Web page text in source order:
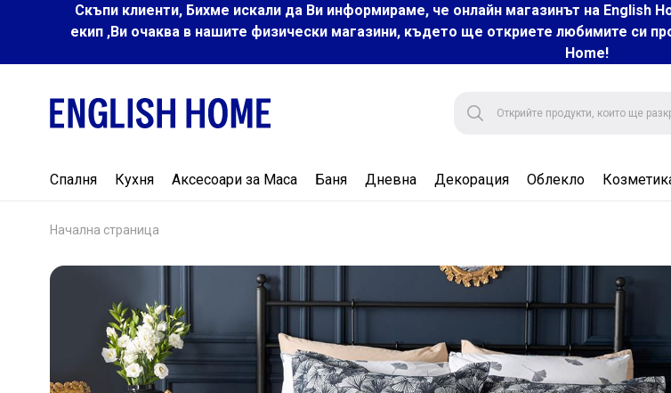
Скъпи клиенти, Бихме искали да Ви информираме, че онлайн магазинът на English
екип ,Ви очаква в нашите физически магазини, където ще откриете любимите си
Home!
Спалня Кухня Аксесоари за Маса Баня Дневна Декорация Облекло
Начална страница